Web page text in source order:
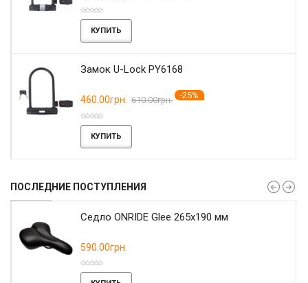
КУПИТЬ
Замок U-Lock PY6168
460.00грн. 610.00грн. -25%
КУПИТЬ
ПОСЛЕДНИЕ ПОСТУПЛЕНИЯ
Седло ONRIDE Glee 265x190 мм
590.00грн.